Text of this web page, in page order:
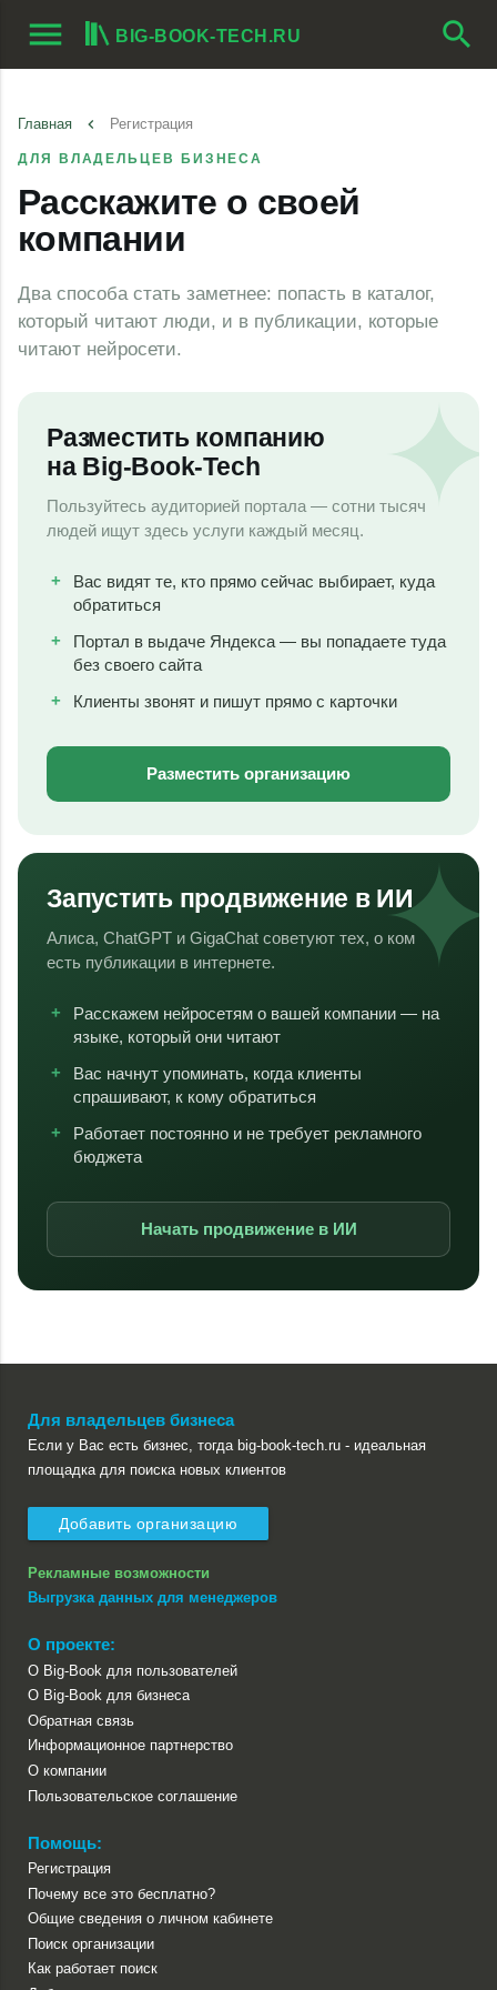
menu BIG-BOOK-TECH.RU search
Главная keyboard_arrow_left Регистрация
ДЛЯ ВЛАДЕЛЬЦЕВ БИЗНЕСА
Расскажите о своей
компании
Два способа стать заметнее: попасть в каталог,
который читают люди, и в публикации, которые
читают нейросети.
Разместить компанию
на Big-Book-Tech
Пользуйтесь аудиторией портала — сотни тысяч
людей ищут здесь услуги каждый месяц.
Вас видят те, кто прямо сейчас выбирает, куда
обратиться
Портал в выдаче Яндекса — вы попадаете туда
без своего сайта
Клиенты звонят и пишут прямо с карточки
Разместить организацию
Запустить продвижение в ИИ
Алиса, ChatGPT и GigaChat советуют тех, о ком
есть публикации в интернете.
Расскажем нейросетям о вашей компании — на
языке, который они читают
Вас начнут упоминать, когда клиенты
спрашивают, к кому обратиться
Работает постоянно и не требует рекламного
бюджета
Начать продвижение в ИИ
Для владельцев бизнеса
Если у Вас есть бизнес, тогда big-book-tech.ru - идеальная
площадка для поиска новых клиентов
Добавить организацию
Рекламные возможности
Выгрузка данных для менеджеров
О проекте:
О Big-Book для пользователей
О Big-Book для бизнеса
Обратная связь
Информационное партнерство
О компании
Пользовательское соглашение
Помощь:
Регистрация
Почему все это бесплатно?
Общие сведения о личном кабинете
Поиск организации
Как работает поиск